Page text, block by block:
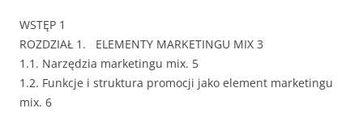
WSTĘP 1
ROZDZIAŁ 1. ELEMENTY MARKETINGU MIX 3
1.1. Narzędzia marketingu mix. 5
1.2. Funkcje i struktura promocji jako element marketingu
mix. 6